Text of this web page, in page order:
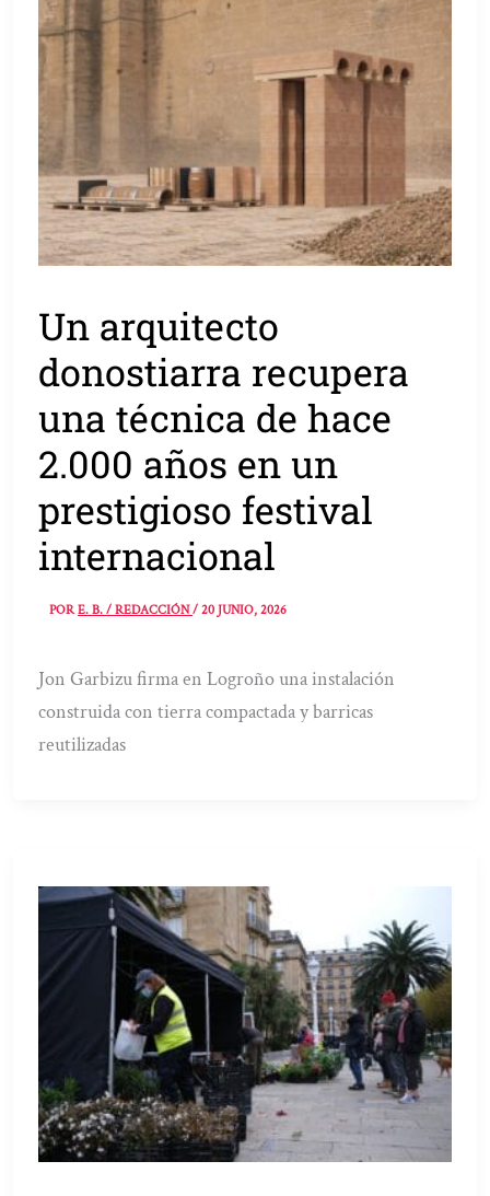
Un arquitecto
donostiarra recupera
una técnica de hace
2.000 años en un
prestigioso festival
internacional
PORE. B. / REDACCIÓN/20 JUNIO, 2026
Jon Garbizu firma en Logroño una instalación
construida con tierra compactada y barricas
reutilizadas